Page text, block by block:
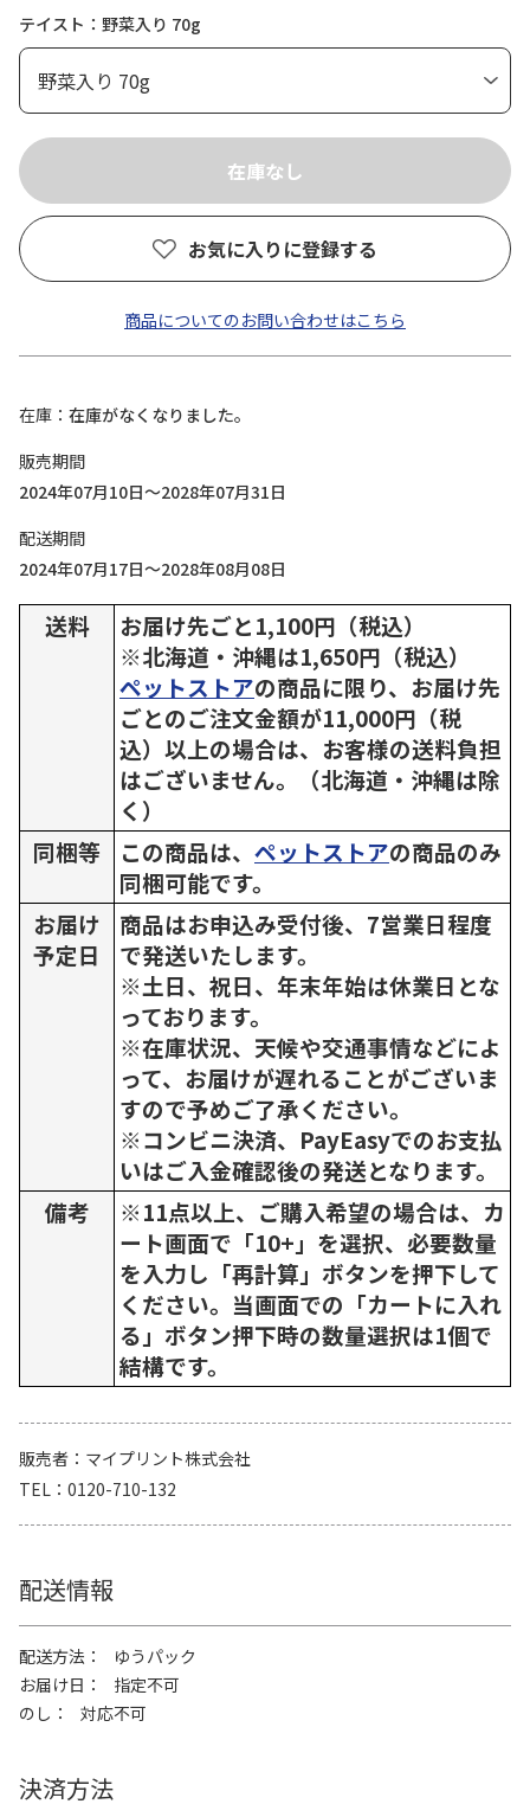
テイスト：野菜入り 70g
お気に入りに登録する
商品についてのお問い合わせはこちら
在庫
在庫がなくなりました。
販売期間
2024年07月10日～2028年07月31日
配送期間
2024年07月17日～2028年08月08日
送料
お届け先ごと1,100円（税込）
※北海道・沖縄は1,650円（税込）
ペットストアの商品に限り、お届け先
ごとのご注文金額が11,000円（税
込）以上の場合は、お客様の送料負担
はございません。（北海道・沖縄は除
く）
同梱等
この商品は、 ペットストアの商品のみ
同梱可能です。
お届け
予定日
商品はお申込み受付後、7営業日程度
で発送いたします。
※土日、祝日、年末年始は休業日とな
っております。
※在庫状況、天候や交通事情などによ
って、お届けが遅れることがございま
すので予めご了承ください。
※コンビニ決済、PayEasyでのお支払
いはご入金確認後の発送となります。
備考
※11点以上、ご購入希望の場合は、カ
ート画面で「10+」を選択、必要数量
を入力し「再計算」ボタンを押下して
ください。当画面での「カートに入れ
る」ボタン押下時の数量選択は1個で
結構です。
販売者
マイプリント株式会社
TEL
0120-710-132
配送情報
配送方法
ゆうパック
お届け日
指定不可
のし
対応不可
決済方法